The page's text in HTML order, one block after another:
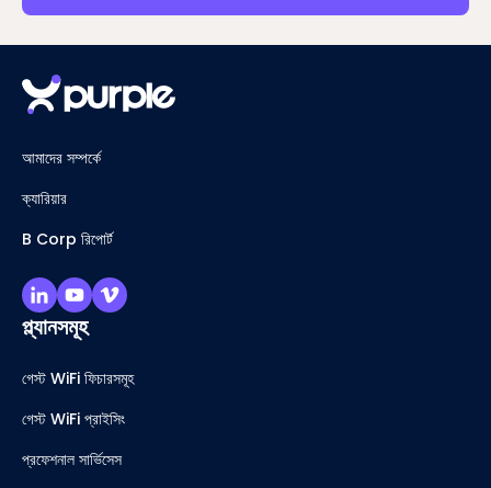
আমাদের সম্পর্কে
ক্যারিয়ার
B Corp রিপোর্ট
প্ল্যানসমূহ
গেস্ট WiFi ফিচারসমূহ
গেস্ট WiFi প্রাইসিং
প্রফেশনাল সার্ভিসেস